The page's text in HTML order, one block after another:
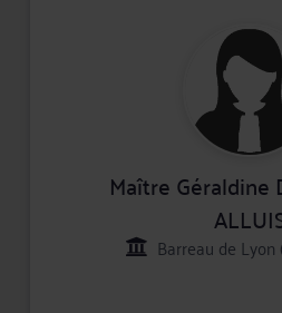
Maître Géraldine
Barreau de Lyon